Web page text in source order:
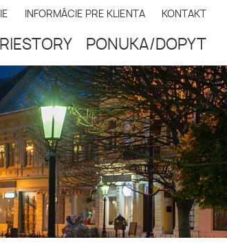
INFORMÁCIE PRE KLIENTA KONTAKT
PONUKA/DOPYT